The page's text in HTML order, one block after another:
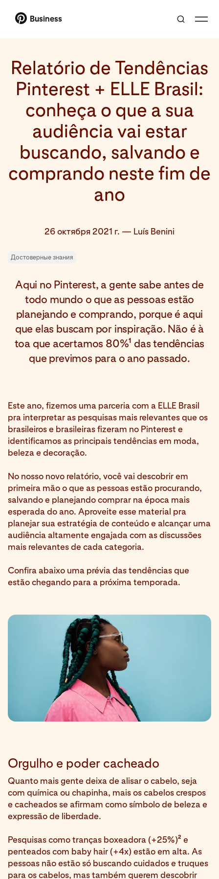
Business
Relatório de Tendências
Pinterest + ELLE Brasil:
conheça o que a sua
audiência vai estar
buscando, salvando e
comprando neste fim de
ano
26 октября 2021 г. — Luís Benini
Достоверные знания
Aqui no Pinterest, a gente sabe antes de
todo mundo o que as pessoas estão
planejando e comprando, porque é aqui
que elas buscam por inspiração. Não é à
toa que acertamos 80%1 das tendências
que previmos para o ano passado.
Este ano, fizemos uma parceria com a ELLE Brasil
pra interpretar as pesquisas mais relevantes que os
brasileiros e brasileiras fizeram no Pinterest e
identificamos as principais tendências em moda,
beleza e decoração.
No nosso novo relatório, você vai descobrir em
primeira mão o que as pessoas estão procurando,
salvando e planejando comprar na época mais
esperada do ano. Aproveite esse material pra
planejar sua estratégia de conteúdo e alcançar uma
audiência altamente engajada com as discussões
mais relevantes de cada categoria.
Confira abaixo uma prévia das tendências que
estão chegando para a próxima temporada.
Orgulho e poder cacheado
Quanto mais gente deixa de alisar o cabelo, seja
com química ou chapinha, mais os cabelos crespos
e cacheados se afirmam como símbolo de beleza e
expressão de liberdade.
Pesquisas como tranças boxeadora (+25%)2 e
penteados com baby hair (+4x) estão em alta. As
pessoas não estão só buscando cuidados e truques
para os cabelos, mas também querem descobrir